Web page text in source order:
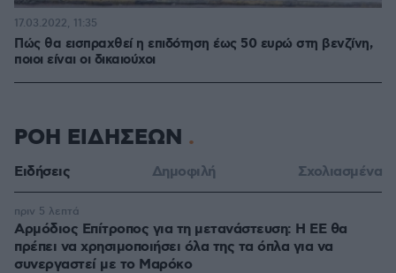
Πώς θα εισπραχθεί η επιδότηση έως 50 ευρώ στη βενζίνη,
ποιοι είναι οι δικαιούχοι
17.03.2022, 11:35
ΡΟΗ ΕΙΔΗΣΕΩΝ
Ειδήσεις Δημοφιλή Σχολιασμένα
Αρμόδιος Επίτροπος για τη μετανάστευση: Η ΕΕ θα
πρέπει να χρησιμοποιήσει όλα της τα όπλα για να
συνεργαστεί με το Μαρόκο
πριν 5 λεπτά